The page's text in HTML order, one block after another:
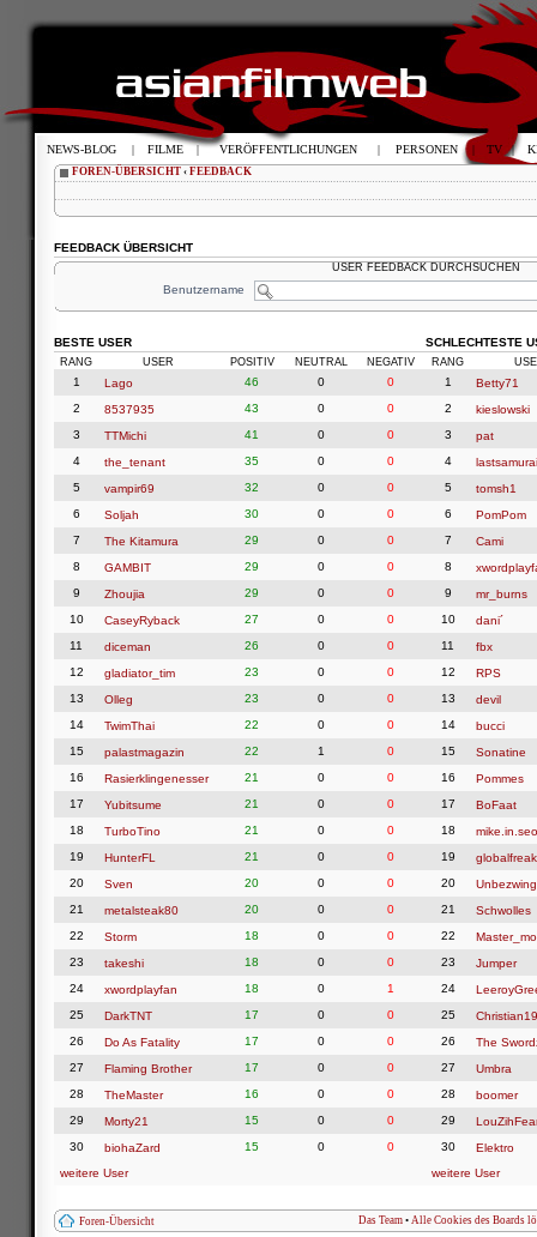
FOREN-ÜBERSICHT ‹ FEEDBACK
FEEDBACK ÜBERSICHT
USER FEEDBACK DURCHSUCHEN
Benutzername
BESTE USER
RANG USER POSITIV NEUTRAL NEGATIV
1 Lago 46 0
0
2
8537935 43 0
0
3
TTMichi 41 0
0
4
the_tenant 35 0
0
5
vampir69 32 0
0
6
Soljah 30 0
0
7
The Kitamura 29 0
0
8
GAMBIT 29 0
0
9
Zhoujia 29 0
0
10
CaseyRyback 27 0
0
11
diceman 26 0
0
12
gladiator_tim 23 0
0
13
Olleg 23 0
0
14
TwimThai 22 0
0
15
palastmagazin 22 1
0
16
Rasierklingenesser 21 0
0
17
Yubitsume 21 0
0
18
TurboTino 21 0
0
19
HunterFL 21 0
0
20
Sven 20 0
0
21
metalsteak80 20 0
0
22
Storm 18 0
0
23
takeshi 18 0
0
24
xwordplayfan 18 0
1
25
DarkTNT 17 0
0
26
Do As Fatality 17 0
0
27
Flaming Brother 17 0
0
28
TheMaster 16 0
0
29
Morty21 15 0
0
30
biohaZard 15 0
0
weitere User
SCHLECHTESTE
RANG
1
Betty71
2
kieslowski
3
pat
4
5
tomsh1
6
PomPom
7
Cami
8
9
mr_burns
10
dani´
11
fbx
12
RPS
13
devil
14
bucci
15
Sonatine
16
Pommes
17
BoFaat
18
19
globalfreak
20
21
Schwolles
22
Master_mo
23
Jumper
24
25
26
The
27
Umbra
28
boomer
29
30
Elektro
weitere User
Foren-Übersicht Das Team • Alle Cookies des Boards
NEWS-BLOG | FILME | VERÖFFENTLICHUNGEN | PERSONEN | TV |